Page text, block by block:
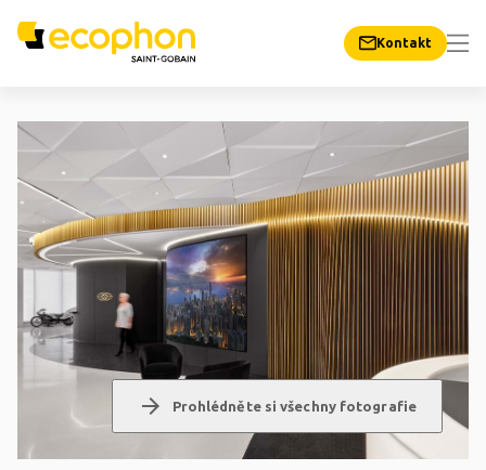
Kontakt
arrow_forward Prohlédněte si všechny fotografie